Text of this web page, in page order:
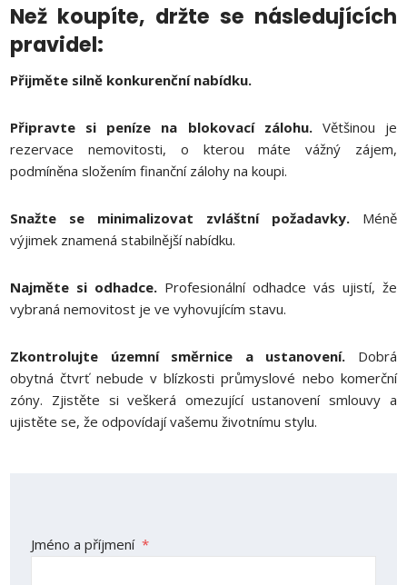
Než koupíte, držte se následujících
pravidel:
Přijměte silně konkurenční nabídku.
Připravte si peníze na blokovací zálohu.Většinou je
rezervace nemovitosti, o kterou máte vážný zájem,
podmíněna složením finanční zálohy na koupi.
Snažte se minimalizovat zvláštní požadavky.Méně
výjimek znamená stabilnější nabídku.
Najměte si odhadce. Profesionální odhadce vás ujistí, že
vybraná nemovitost je ve vyhovujícím stavu.
Zkontrolujte územní směrnice a ustanovení. Dobrá
obytná čtvrť nebude v blízkosti průmyslové nebo komerční
zóny. Zjistěte si veškerá omezující ustanovení smlouvy a
ujistěte se, že odpovídají vašemu životnímu stylu.
Jméno a příjmení *